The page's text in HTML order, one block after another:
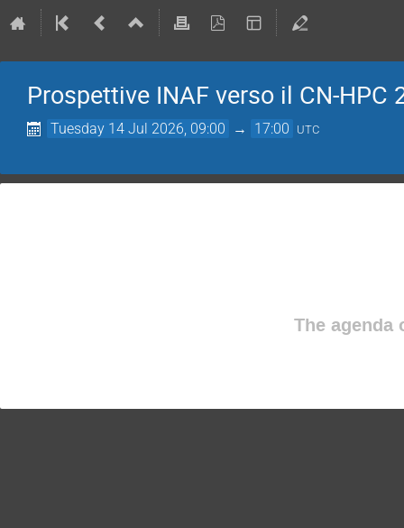
Prospettive INAF verso il CN-HPC
Tuesday 14 Jul 2026, 09:00 → 17:00 UTC
The